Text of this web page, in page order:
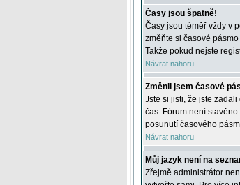
Časy jsou špatně!
Časy jsou téměř vždy v
změňte si časové
Takže pokud nejste
Návrat nahoru
Změnil jsem časové
Jste si jisti, že jste
čas. Fórum není
posunutí časového
Návrat nahoru
Můj jazyk není na
Zřejmě administrátor